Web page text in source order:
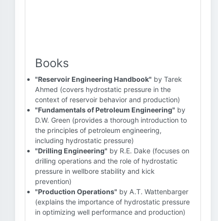
Books
"Reservoir Engineering Handbook" by Tarek
Ahmed (covers hydrostatic pressure in the
context of reservoir behavior and production)
"Fundamentals of Petroleum Engineering" by
D.W. Green (provides a thorough introduction to
the principles of petroleum engineering,
including hydrostatic pressure)
"Drilling Engineering" by R.E. Dake (focuses on
drilling operations and the role of hydrostatic
pressure in wellbore stability and kick
prevention)
"Production Operations" by A.T. Wattenbarger
(explains the importance of hydrostatic pressure
in optimizing well performance and production)